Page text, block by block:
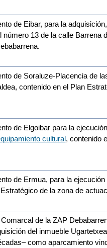
de Eibar, para la adquisición,
13 de la calle Barrena
de Soraluze-Placencia de
contenido en el Plan
de Elgoibar para la
cultural, contenido
de Ermua, para la ejecución
de la zona de
de la ZAP
del inmueble
como aparcamiento